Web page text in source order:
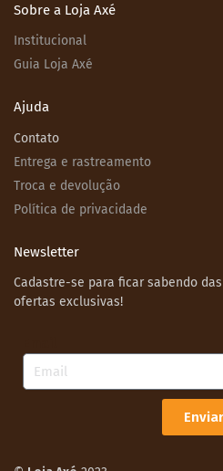
Sobre a Loja Axé
Institucional
Guia Loja Axé
Ajuda
Contato
Entrega e rastreamento
Troca e devolução
Política de privacidade
Newsletter
Cadastre-se para ficar sabendo
ofertas exclusivas!
Enviar